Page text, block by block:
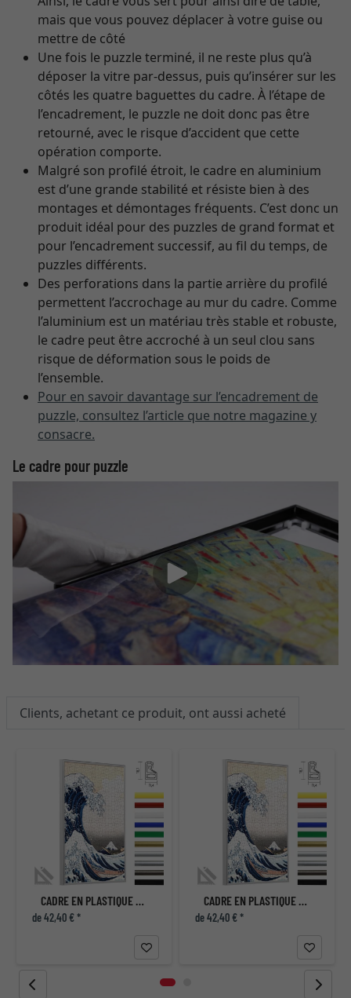
mais que vous pouvez déplacer à votre guise ou
mettre de côté
Une fois le puzzle terminé, il ne reste plus qu’à
déposer la vitre par-dessus, puis qu’insérer sur les
côtés les quatre baguettes du cadre. À l’étape de
l’encadrement, le puzzle ne doit donc pas être
retourné, avec le risque d’accident que cette
opération comporte.
Malgré son profilé étroit, le cadre en aluminium
est d’une grande stabilité et résiste bien à des
montages et démontages fréquents. C’est donc un
produit idéal pour des puzzles de grand format et
pour l’encadrement successif, au fil du temps, de
puzzles différents.
Des perforations dans la partie arrière du profilé
permettent l’accrochage au mur du cadre. Comme
l’aluminium est un matériau très stable et robuste,
le cadre peut être accroché à un seul clou sans
risque de déformation sous le poids de
l’ensemble.
Pour en savoir davantage sur l’encadrement de
puzzle, consultez l’article que notre magazine y
consacre.
Le cadre pour puzzle
Clients, achetant ce produit, ont aussi acheté
CADRE EN PLASTIQUE POUR PUZZLES - FORMAT NON STANDARD JUSQU'À 100X100 CM
de 42,40 € *
CADRE EN PLASTIQUE POUR PUZZLES - FORMAT NON STANDARD JUSQU'À 100X100 CM
de 42,40 € *